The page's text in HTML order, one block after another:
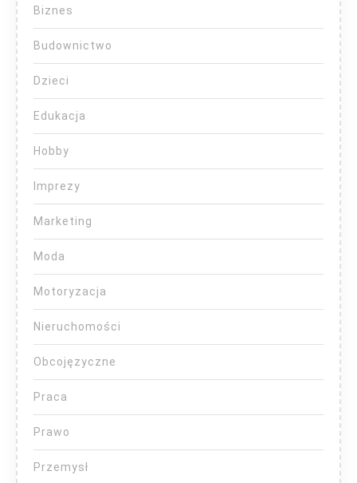
Biznes
Budownictwo
Dzieci
Edukacja
Hobby
Imprezy
Marketing
Moda
Motoryzacja
Nieruchomości
Obcojęzyczne
Praca
Prawo
Przemysł